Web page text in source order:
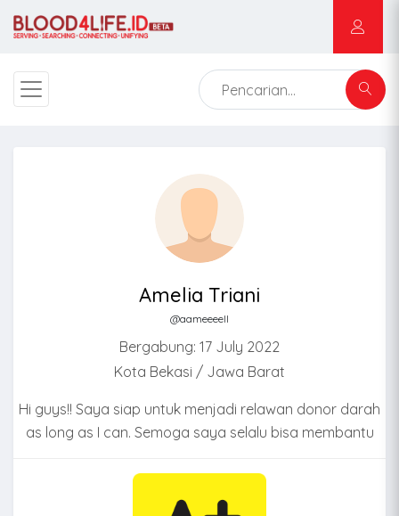
Amelia Triani
@aameeeell
Bergabung: 17 July 2022
Kota Bekasi / Jawa Barat
Hi guys!! Saya siap untuk menjadi relawan donor darah
as long as I can. Semoga saya selalu bisa membantu